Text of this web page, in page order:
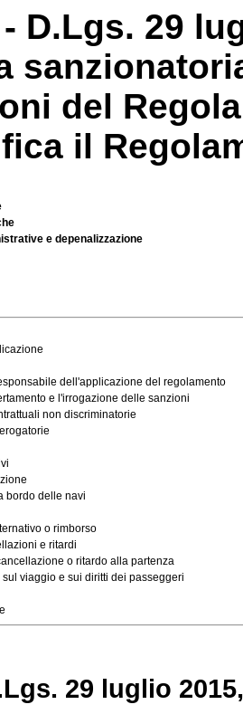
D.Lgs. 29
del
il
e depenalizzazione
dell'applicazione del regolamento
e l'irrogazione delle sanzioni
non discriminatorie
bordo delle navi
o rimborso
e ritardi
o ritardo alla partenza
viaggio e sui diritti dei passeggeri
29 luglio